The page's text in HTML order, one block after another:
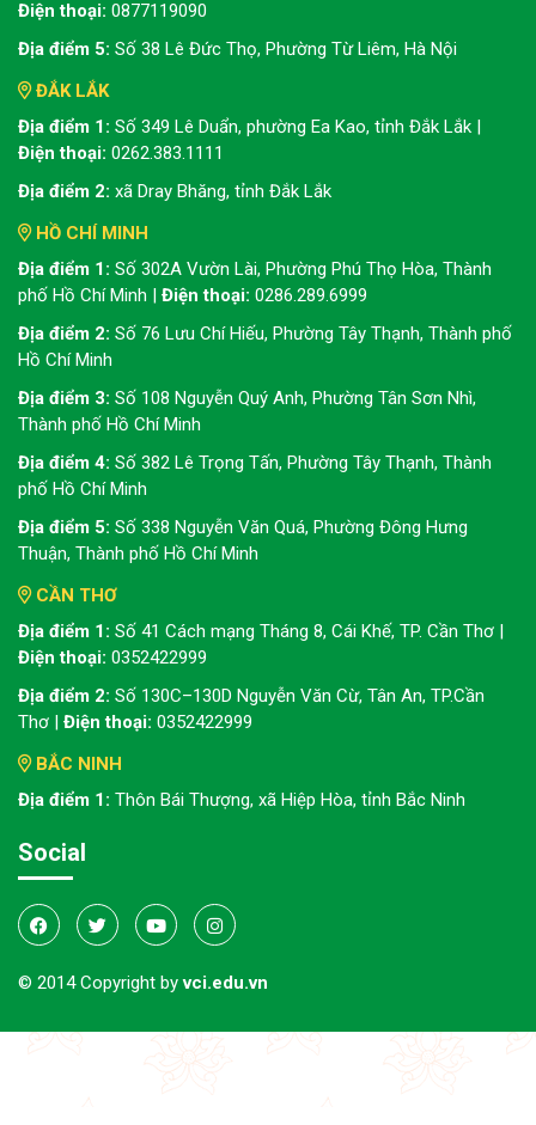
Điện thoại: 0877119090
Địa điểm 5: Số 38 Lê Đức Thọ, Phường Từ Liêm, Hà Nội
ĐẮK LẮK
Địa điểm 1: Số 349 Lê Duẩn, phường Ea Kao, tỉnh Đắk Lắk |
Điện thoại: 0262.383.1111
Địa điểm 2: xã Dray Bhăng, tỉnh Đắk Lắk
HỒ CHÍ MINH
Địa điểm 1: Số 302A Vườn Lài, Phường Phú Thọ Hòa, Thành
phố Hồ Chí Minh | Điện thoại: 0286.289.6999
Địa điểm 2: Số 76 Lưu Chí Hiếu, Phường Tây Thạnh, Thành phố
Hồ Chí Minh
Địa điểm 3: Số 108 Nguyễn Quý Anh, Phường Tân Sơn Nhì,
Thành phố Hồ Chí Minh
Địa điểm 4: Số 382 Lê Trọng Tấn, Phường Tây Thạnh, Thành
phố Hồ Chí Minh
Địa điểm 5: Số 338 Nguyễn Văn Quá, Phường Đông Hưng
Thuận, Thành phố Hồ Chí Minh
CẦN THƠ
Địa điểm 1: Số 41 Cách mạng Tháng 8, Cái Khế, TP. Cần Thơ |
Điện thoại: 0352422999
Địa điểm 2: Số 130C–130D Nguyễn Văn Cừ, Tân An, TP.Cần
Thơ | Điện thoại: 0352422999
BẮC NINH
Địa điểm 1: Thôn Bái Thượng, xã Hiệp Hòa, tỉnh Bắc Ninh
Social
© 2014 Copyright byvci.edu.vn